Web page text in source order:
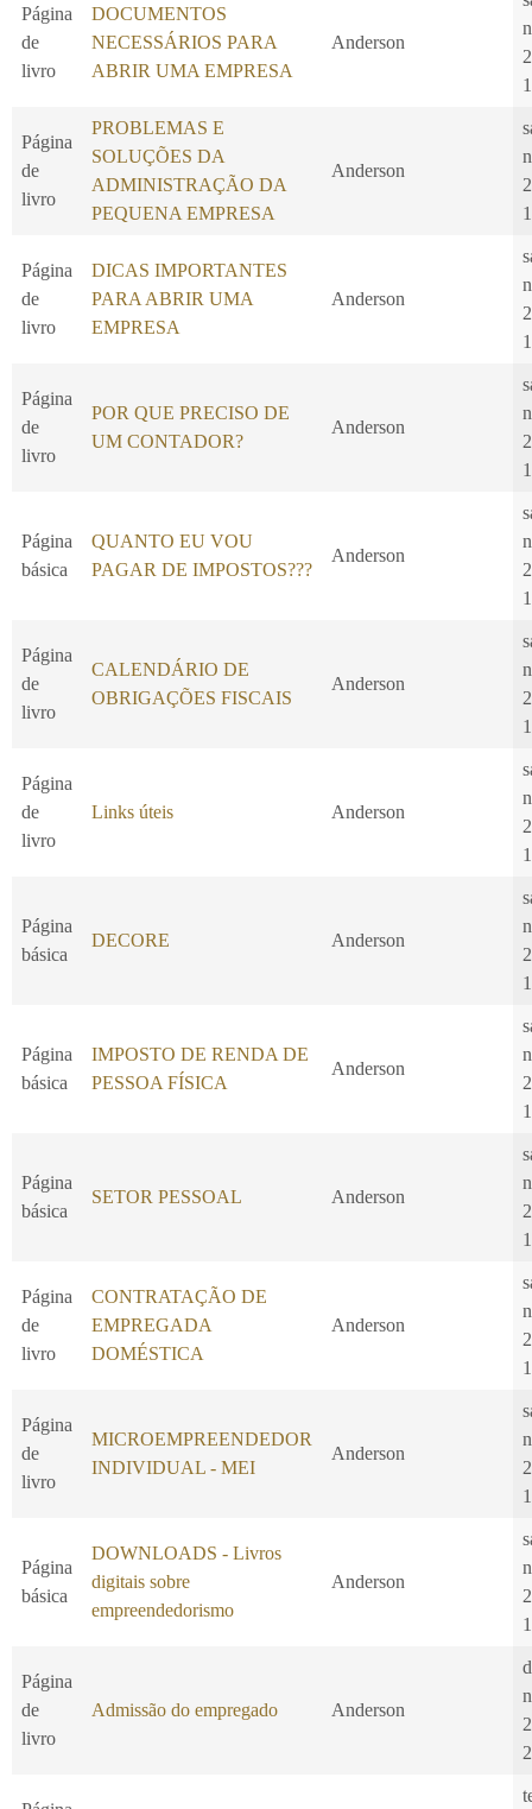
Página
de
livro
DOCUMENTOS
NECESSÁRIOS PARA
ABRIR UMA EMPRESA
Anderson
Página
de
livro
PROBLEMAS E
SOLUÇÕES DA
ADMINISTRAÇÃO DA
PEQUENA EMPRESA
Anderson
Página
de
livro
DICAS IMPORTANTES
PARA ABRIR UMA
EMPRESA
Anderson
Página
de
livro
POR QUE PRECISO DE
UM CONTADOR?
Anderson
Página
básica
QUANTO EU VOU
PAGAR DE IMPOSTOS???
Anderson
Página
de
livro
CALENDÁRIO DE
OBRIGAÇÕES FISCAIS
Anderson
Página
de
livro
Links úteis Anderson
Página
básica
DECORE Anderson
Página
básica
IMPOSTO DE RENDA DE
PESSOA FÍSICA
Anderson
Página
básica
SETOR PESSOAL Anderson
Página
de
livro
CONTRATAÇÃO DE
EMPREGADA
DOMÉSTICA
Anderson
Página
de
livro
MICROEMPREENDEDOR
INDIVIDUAL - MEI
Anderson
Página
básica
DOWNLOADS - Livros
digitais sobre
empreendedorismo
Anderson
Página
de
livro
Admissão do empregado Anderson